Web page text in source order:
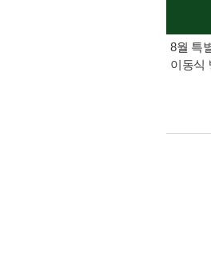
8월 특
이동식